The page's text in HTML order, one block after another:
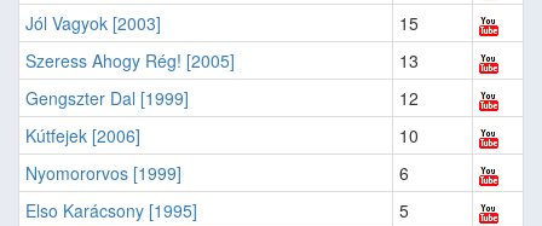
Jól Vagyok [2003]
15
Szeress Ahogy Rég! [2005]
13
Gengszter Dal [1999]
12
Kútfejek [2006]
10
Nyomororvos [1999]
6
Elso Karácsony [1995]
5